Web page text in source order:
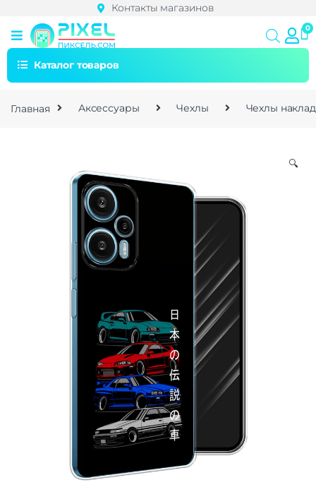
Контакты магазинов
Каталог товаров
Главная Аксессуары Чехлы Чехлы
🔍